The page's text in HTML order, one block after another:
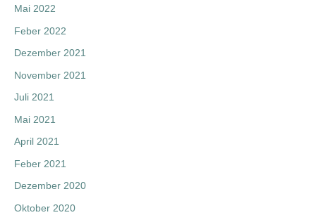
Mai 2022
Feber 2022
Dezember 2021
November 2021
Juli 2021
Mai 2021
April 2021
Feber 2021
Dezember 2020
Oktober 2020